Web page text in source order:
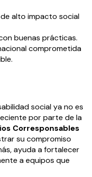
alto impacto social
buenas prácticas.
comprometida
social ya no es
por parte de la
Corresponsables
su compromiso
ayuda a fortalecer
a equipos que